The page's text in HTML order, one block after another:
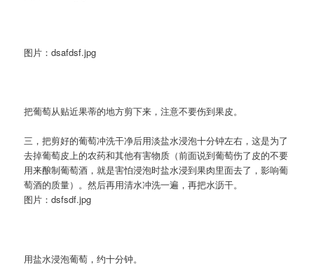
图片：dsafdsf.jpg
把葡萄从贴近果蒂的地方剪下来，注意不要伤到果皮。
三，把剪好的葡萄冲洗干净后用淡盐水浸泡十分钟左右，这是为了
去掉葡萄皮上的农药和其他有害物质（前面说到葡萄伤了皮的不要
用来酿制葡萄酒，就是害怕浸泡时盐水浸到果肉里面去了，影响葡
萄酒的质量）。然后再用清水冲洗一遍，再把水沥干。
图片：dsfsdf.jpg
用盐水浸泡葡萄，约十分钟。